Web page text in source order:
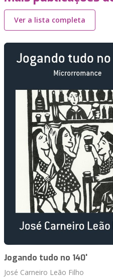
Ver a lista completa
Jogando tudo no 140'
José Carneiro Leão Filho